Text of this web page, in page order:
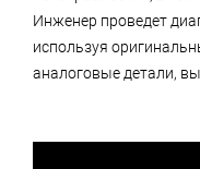
Инженер проведет
используя
аналоговые детали,